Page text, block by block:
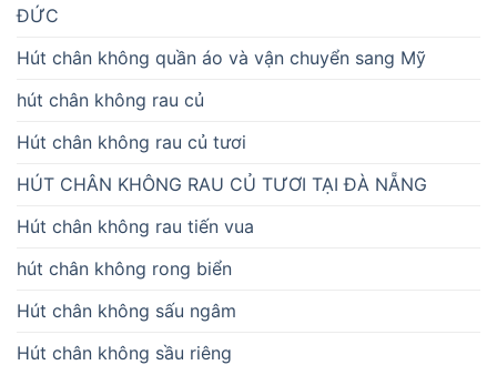
ĐỨC
Hút chân không quần áo và vận chuyển sang Mỹ
hút chân không rau củ
Hút chân không rau củ tươi
HÚT CHÂN KHÔNG RAU CỦ TƯƠI TẠI ĐÀ NẴNG
Hút chân không rau tiến vua
hút chân không rong biển
Hút chân không sấu ngâm
Hút chân không sầu riêng